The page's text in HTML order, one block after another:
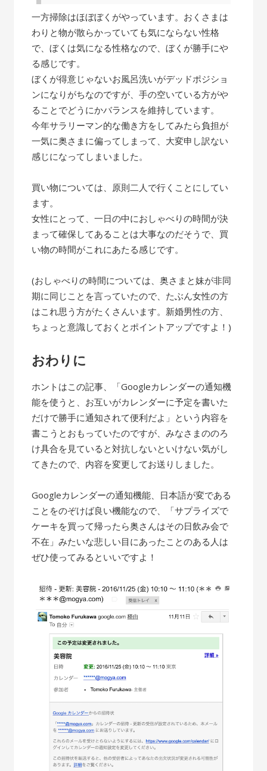
一方掃除はほぼぼくがやっています。おくさまは
わりと物が散らかっていても気にならない性格
で、ぼくは気になる性格なので、ぼくが勝手にや
る感じです。
ぼくが得意じゃないお風呂洗いがデッドポジショ
ンになりがちなのですが、手の空いている方がや
ることでどうにかバランスを維持しています。
今年サラリーマン的な働き方をしてみたら負担が
一気に奥さまに偏ってしまって、大変申し訳ない
感じになってしまいました。
買い物については、原則二人で行くことにしてい
ます。
女性にとって、一日の中におしゃべりの時間が決
まって確保してあることは大事なのだそうで、買
い物の時間がこれにあたる感じです。
(おしゃべりの時間については、奥さまと妹が非同
期に同じことを言っていたので、たぶん女性の方
はこれ思う方がたくさんいます。新婚男性の方、
ちょっと意識しておくとポイントアップですよ！)
おわりに
ホントはこの記事、「Googleカレンダーの通知機
能を使うと、お互いがカレンダーに予定を書いた
だけで勝手に通知されて便利だよ」という内容を
書こうとおもっていたのですが、みなさまののろ
け具合を見ていると対抗しないといけない気がし
てきたので、内容を変更してお送りしました。
Googleカレンダーの通知機能、日本語が変である
ことをのぞけば良い機能なので、「サプライズで
ケーキを買って帰ったら奥さんはその日飲み会で
不在」みたいな悲しい目にあったことのある人は
ぜひ使ってみるといいですよ！